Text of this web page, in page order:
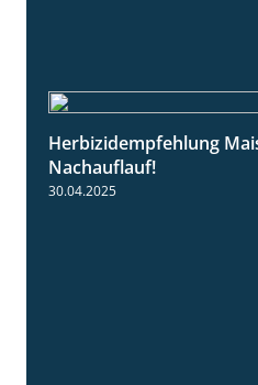
Herbizidempfehlung
Nachauflauf!
30.04.2025